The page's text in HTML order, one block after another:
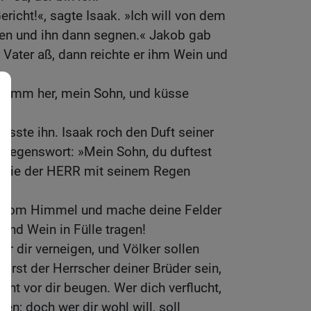
sagte Isaak. »Ich will von dem
und ihn dann segnen.« Jakob gab
aß, dann reichte er ihm Wein und
her, mein Sohn, und küsse
ihn. Isaak roch den Duft seiner
»Mein Sohn, du duftest
der HERR mit seinem Regen
Himmel und mache deine Felder
Wein in Fülle tragen!
dir verneigen, und Völker sollen
der Herrscher deiner Brüder sein,
vor dir beugen. Wer dich verflucht,
doch wer dir wohl will, soll